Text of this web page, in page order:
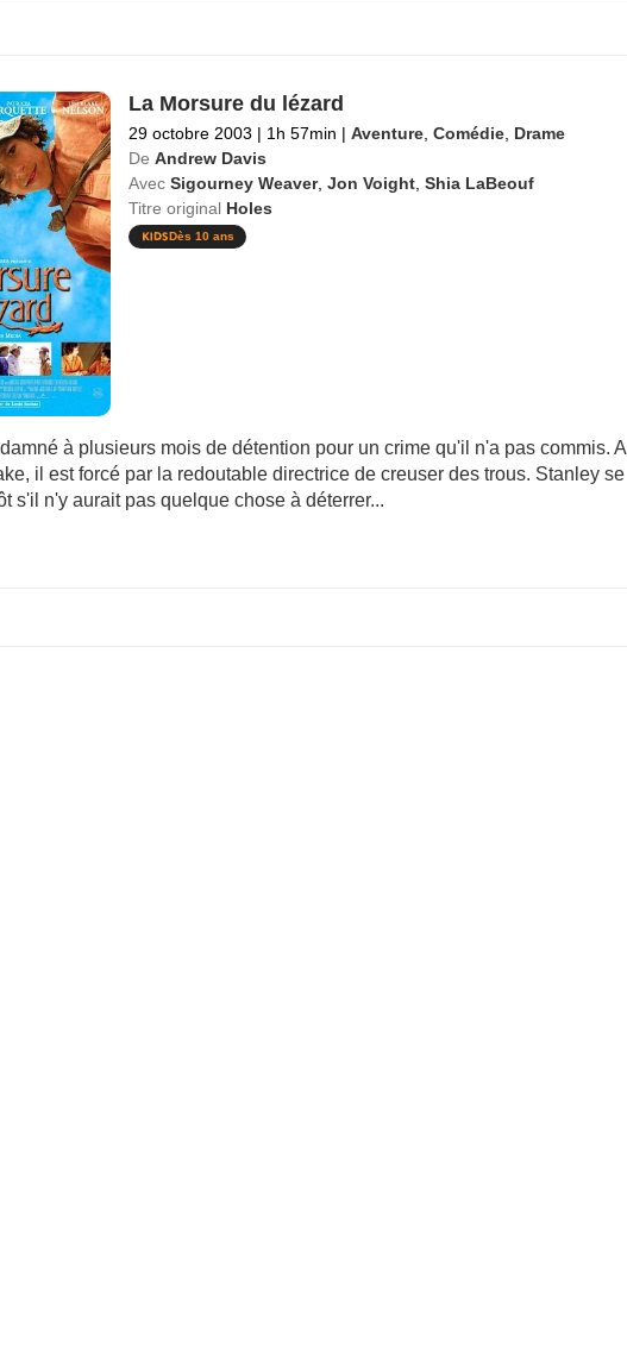
La Morsure du lézard
29 octobre 2003 | 1h 57min | Aventure, Comédie, Drame
De Andrew Davis
Avec Sigourney Weaver, Jon Voight, Shia LaBeouf
Titre original Holes
Dès 10 ans
à plusieurs mois de détention pour un crime qu'il n'a pas commis. A
il est forcé par la redoutable directrice de creuser des trous. Stanley se
s'il n'y aurait pas quelque chose à déterrer...